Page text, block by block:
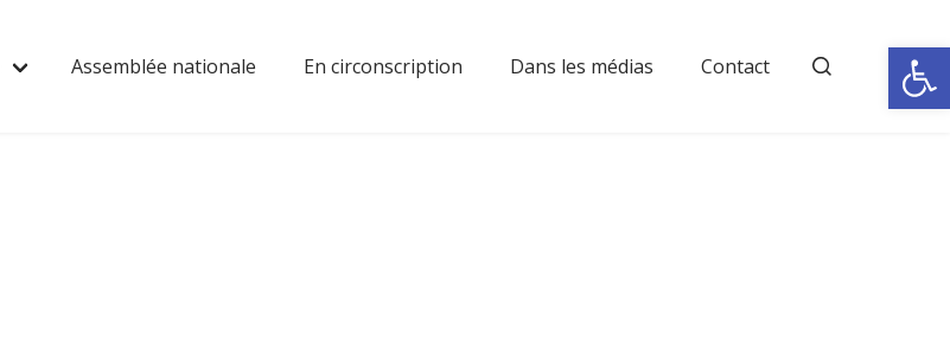
Ouvrir
Assemblée nationale En circonscription Dans les médias Contact